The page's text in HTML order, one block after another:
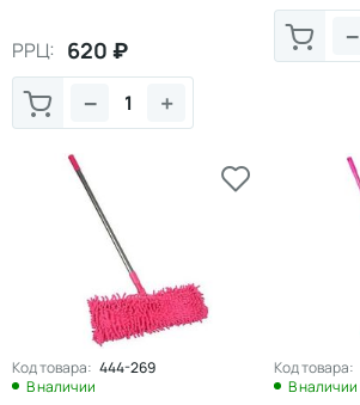
РРЦ: 620 ₽
+
−
−
Код товара: 444-269
В наличии
Код товара:
В наличии